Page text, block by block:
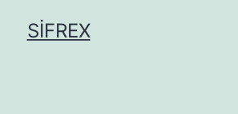
SIFREX